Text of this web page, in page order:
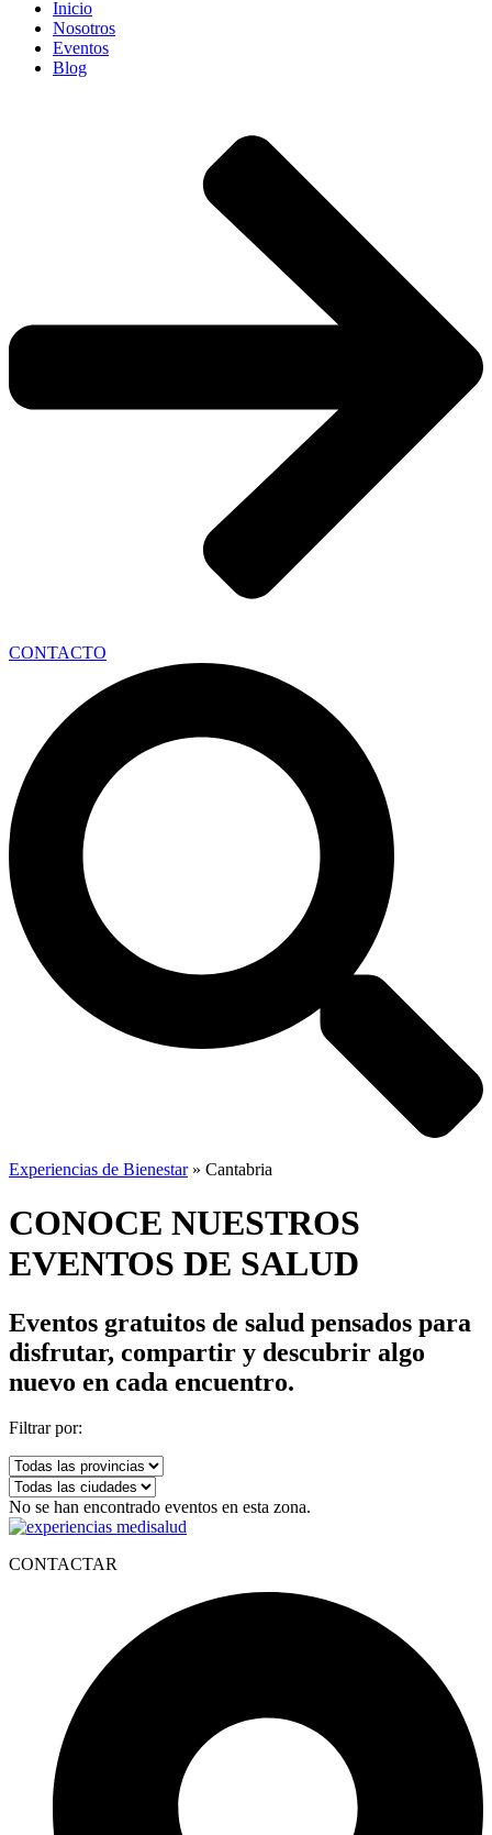
Inicio
Nosotros
Eventos
Blog
CONTACTO
Experiencias de Bienestar» Cantabria
CONOCE NUESTROS
EVENTOS DE SALUD
Eventos gratuitos de salud pensados para
disfrutar, compartir y descubrir algo
nuevo en cada encuentro.
Filtrar por:
No se han encontrado eventos en esta zona.
CONTACTAR